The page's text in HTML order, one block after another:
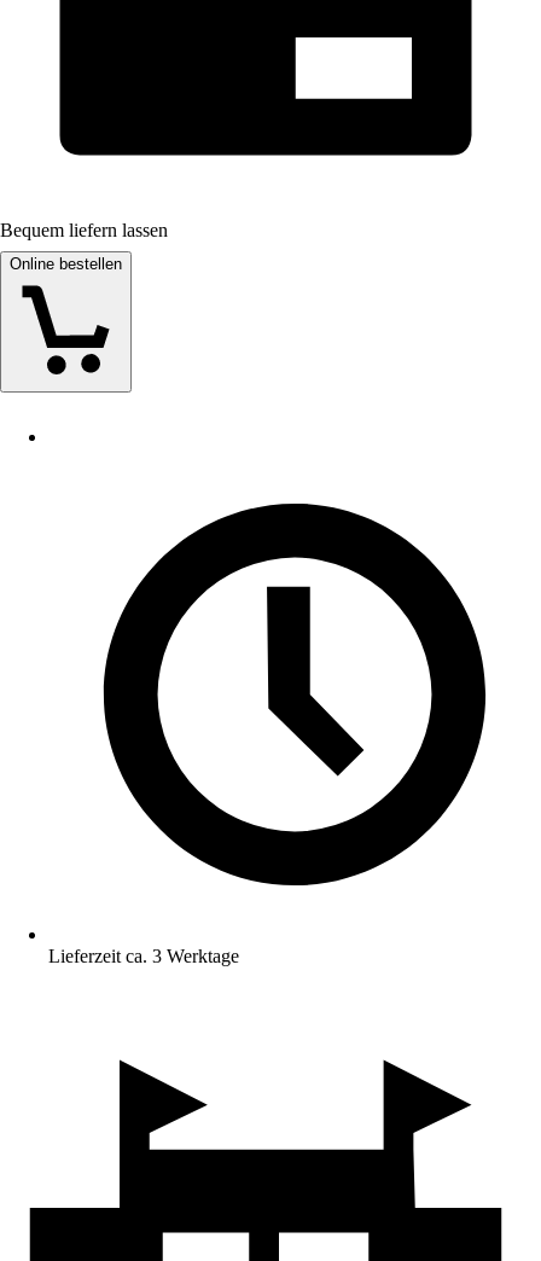
Bequem liefern lassen
Online bestellen
Lieferzeit ca. 3 Werktage